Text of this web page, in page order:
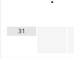
•
31